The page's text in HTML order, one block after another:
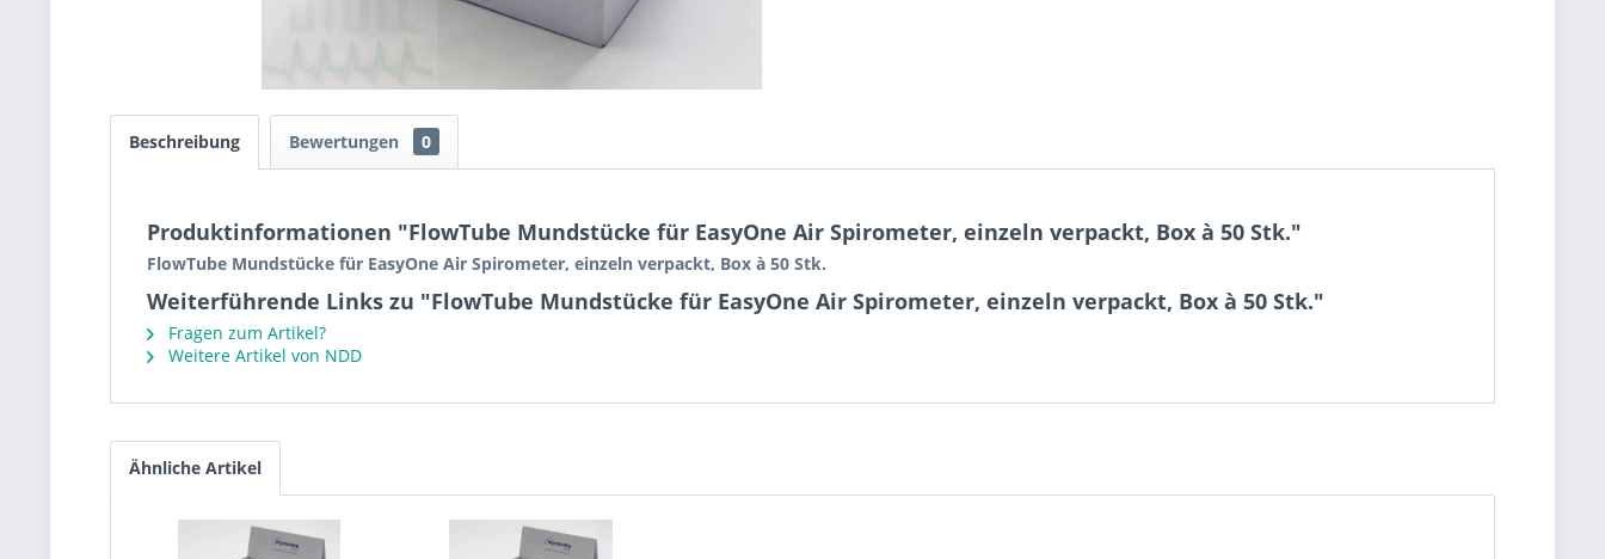
Beschreibung Bewertungen 0
Produktinformationen "FlowTube Mundstücke für EasyOne Air Spirometer, einzeln verpackt, Box à 50 Stk."
FlowTube Mundstücke für EasyOne Air Spirometer, einzeln verpackt, Box à 50 Stk.
Weiterführende Links zu "FlowTube Mundstücke für EasyOne Air Spirometer, einzeln verpackt, Box à 50 Stk."
Fragen zum Artikel?
Weitere Artikel von NDD
Ähnliche Artikel